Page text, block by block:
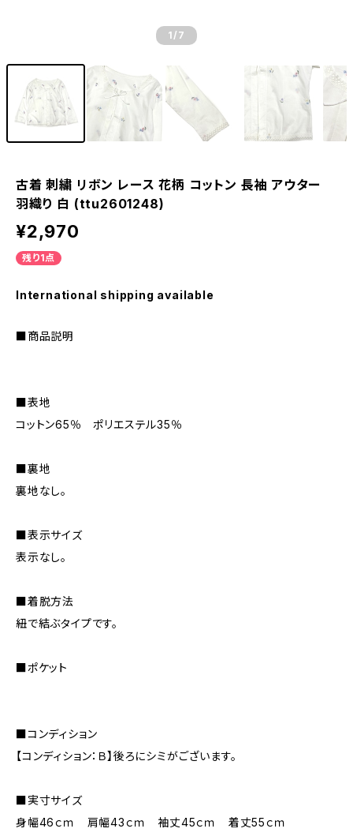
1 /7
古着 刺繍 リボン レース 花柄 コットン 長袖 アウター
羽織り 白 (ttu2601248)
¥2,970
残り1点
International shipping available
■商品説明
■表地
コットン65％ ポリエステル35％
■裏地
裏地なし。
■表示サイズ
表示なし。
■着脱方法
紐で結ぶタイプです。
■ポケット
■コンディション
【コンディション：Ｂ】後ろにシミがございます。
■実寸サイズ
身幅46ｃｍ 肩幅43ｃｍ 袖丈45ｃｍ 着丈55ｃｍ